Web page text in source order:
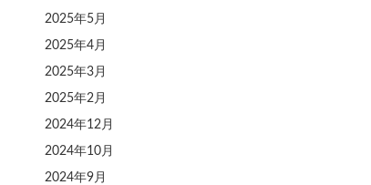
2025年5月
2025年4月
2025年3月
2025年2月
2024年12月
2024年10月
2024年9月